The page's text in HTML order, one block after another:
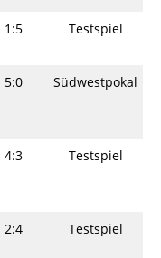
1:5 Testspiel
5:0 Südwestpokal
4:3 Testspiel
2:4 Testspiel